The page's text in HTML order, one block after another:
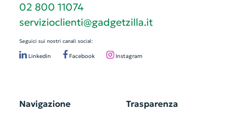
02 800 11074
servizioclienti@gadgetzilla.it
Seguici sui nostri canali social:
Linkedin Facebook Instagram
Navigazione Trasparenza